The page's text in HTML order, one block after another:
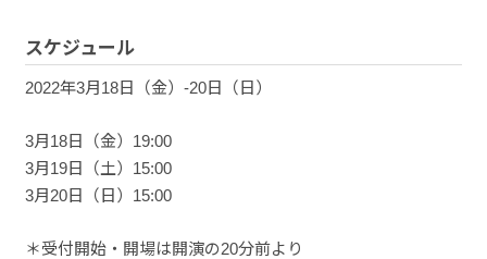
スケジュール
2022年3月18日（金）‐20日（日）
3月18日（金）19:00
3月19日（土）15:00
3月20日（日）15:00
＊受付開始・開場は開演の20分前より